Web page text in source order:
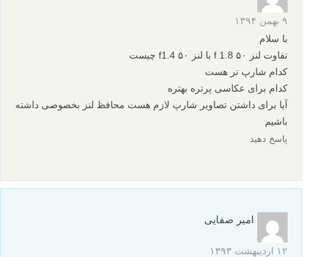
۹ بهمن ۱۳۹۴
با سلام
تفاوت لنز ۵۰ f 1.8 با لنز ۵۰ f1.4 چیست
کدام شارپ تر هست
کدام برای عکاسی پرتره بهتره
آیا برای داشتن تصاویر شارپ لازم هست محافظ لنز بخصوصی داشته
باشیم
پاسخ دهید
امیر صفایی
۱۲ اردیبهشت ۱۳۹۳